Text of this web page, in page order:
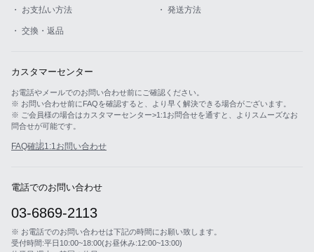
・ お支払い方法 ・ 発送方法
・ 交換・返品
カスタマーセンター
お電話やメールでのお問い合わせ前にご確認ください。
※ お問い合わせ前にFAQを確認すると、より早く解決できる場合がございます。
※ ご会員様の場合はカスタマーセンター>1:1お問合せを通すと、よりスムーズなお
問合せが可能です。
FAQ確認1:1お問い合わせ
電話でのお問い合わせ
03-6869-2113
※ お電話でのお問い合わせは下記の時間にお願い致します。
受付時間:平日10:00~18:00(お昼休み:12:00~13:00)